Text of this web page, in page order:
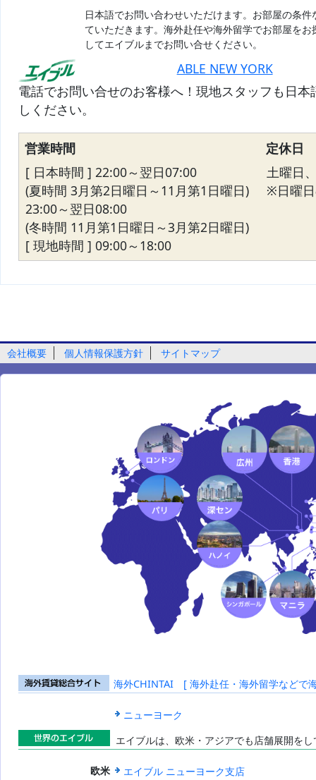
日本語でお問い合わせいただけます。お部屋の条
ていただきます。海外赴任や海外留学でお部屋を
してエイブルまでお問い合せください。
ABLE NEW YORK
電話でお問い合せのお客様へ！現地スタッフも日
しください。
営業時間
定休日
[ 日本時間 ] 22:00～翌日07:00
(夏時間 3月第2日曜日～11月第1日曜日)
23:00～翌日08:00
(冬時間 11月第1日曜日～3月第2日曜日)
[ 現地時間 ] 09:00～18:00
土曜日
※日曜
会社概要 個人情報保護方針 サイトマップ
海外賃貸総合
海外CHINTAI [ 海外赴任・海外留学などで
ニューヨーク
エイブルは、欧米・アジアでも店舗展開を
欧米
エイブル ニューヨーク支店